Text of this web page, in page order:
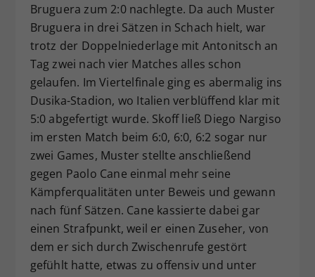
Bruguera zum 2:0 nachlegte. Da auch Muster
Bruguera in drei Sätzen in Schach hielt, war
trotz der Doppelniederlage mit Antonitsch an
Tag zwei nach vier Matches alles schon
gelaufen. Im Viertelfinale ging es abermalig ins
Dusika-Stadion, wo Italien verblüffend klar mit
5:0 abgefertigt wurde. Skoff ließ Diego Nargiso
im ersten Match beim 6:0, 6:0, 6:2 sogar nur
zwei Games, Muster stellte anschließend
gegen Paolo Cane einmal mehr seine
Kämpferqualitäten unter Beweis und gewann
nach fünf Sätzen. Cane kassierte dabei gar
einen Strafpunkt, weil er einen Zuseher, von
dem er sich durch Zwischenrufe gestört
gefühlt hatte, etwas zu offensiv und unter